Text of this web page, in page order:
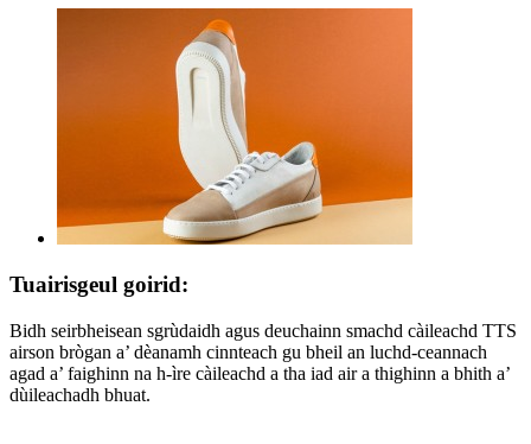
Tuairisgeul goirid:
Bidh seirbheisean sgrùdaidh agus deuchainn smachd càileachd TTS
airson brògan a’ dèanamh cinnteach gu bheil an luchd-ceannach
agad a’ faighinn na h-ìre càileachd a tha iad air a thighinn a bhith a’
dùileachadh bhuat.